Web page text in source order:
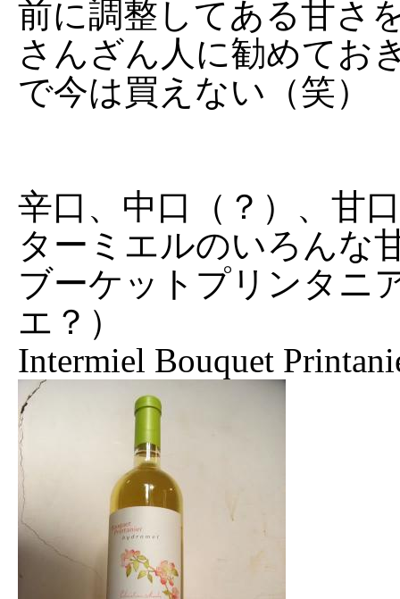
前に調整してある甘さ
さんざん人に勧めてお
で今は買えない（笑）
辛口、中口（？）、甘
ターミエルのいろんな
ブーケットプリンタニ
エ？）
Intermiel Bouquet